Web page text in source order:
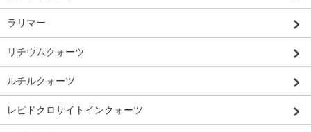
ラリマー
リチウムクォーツ
ルチルクォーツ
レピドクロサイトインクォーツ